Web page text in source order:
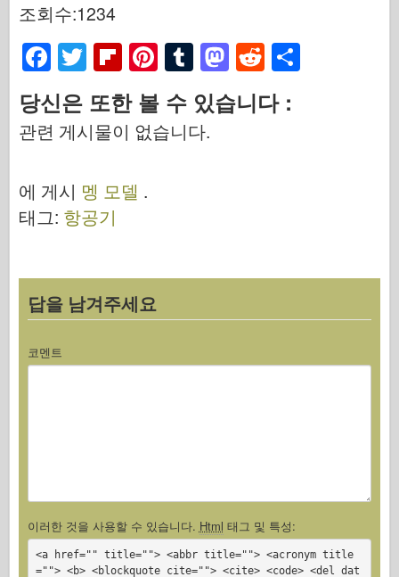
조회수:1234
F
a
c
e
o
o
T
wi
tt
er
Fl
ip
b
o
d
Pi
nt
er
e
T
u
m
bl
M
a
st
R
e
d
당신은 또한 볼 수 있습니다 :
관련 게시물이 없습니다.
에 게시 멩 모델 .
태그: 항공기
답을 남겨주세요
코멘트
이러한 것을 사용할 수 있습니다. Html 태그 및 특성:
<a href="" title=""> <abbr title=""> <acronym title
=""> <b> <blockquote cite=""> <cite> <code> <del dat